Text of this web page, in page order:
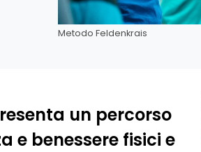
Metodo Feldenkrais
un percorso
e benessere fisici e